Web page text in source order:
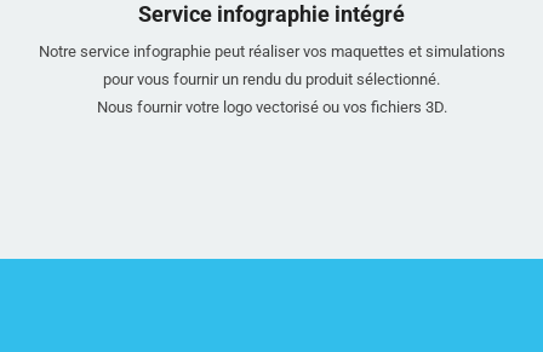
Service infographie intégré
Notre service infographie peut réaliser vos maquettes et simulations
pour vous fournir un rendu du produit sélectionné.
Nous fournir votre logo vectorisé ou vos fichiers 3D.